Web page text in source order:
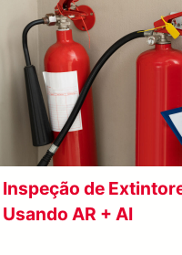
Inspeção de
Usando AR + AI